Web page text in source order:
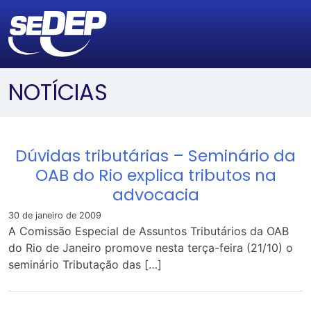
NOTÍCIAS
Dúvidas tributárias – Seminário da
OAB do Rio explica tributos na
advocacia
30 de janeiro de 2009
A Comissão Especial de Assuntos Tributários da OAB
do Rio de Janeiro promove nesta terça-feira (21/10) o
seminário Tributação das […]